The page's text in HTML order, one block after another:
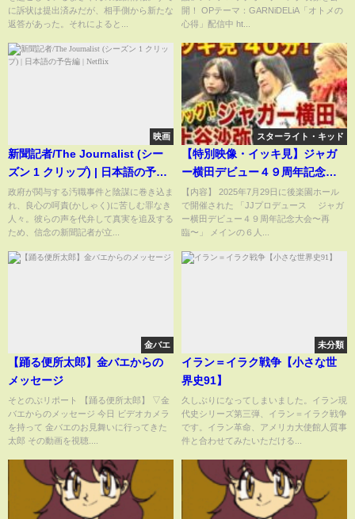
に訴状は提出済みだが、相手側から新たな
返答があった。それによると...
開！ OPテーマ：GARNiDELiA「オトメの
心得」配信中 ht...
映画
新聞記者/The Journalist (シー
ズン 1 クリップ) | 日本語の予告
編 | Netflix
政府が関与する汚職事件と陰謀に巻き込ま
れ、良心の呵責(かしゃく)に苦しむ罪なき
人々。彼らの声を代弁して真実を追及する
ため、信念の新聞記者が立...
スターライト・キッド
【特別映像・イッキ見】ジャガ
ー横田デビュー４９周年記念大
会〜再臨〜 メインの６人タッ
グマッチ、イッキ見４０分！！
【「ジャガーさん家」ジャガー
【内容】 2025年7月29日に後楽園ホール
で開催された 「JJプロデュース ジャガ
ー横田デビュー４９周年記念大会〜再
臨〜」 メインの６人...
金バエ
【踊る便所太郎】金バエからの
メッセージ
そとのぶリポート 【踊る便所太郎】 ▽金
バエからのメッセージ 今日 ビデオカメラ
を持って 金バエのお見舞いに行ってきた
太郎 その動画を視聴....
未分類
イラン＝イラク戦争【小さな世
界史91】
久しぶりになってしまいました。イラン現
代史シリーズ第三弾、イラン＝イラク戦争
です。イラン革命、アメリカ大使館人質事
件と合わせてみたいただける...